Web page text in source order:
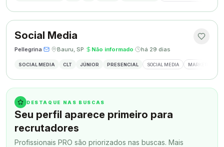
Social Media
Pellegrina· · Bauru, SP· Não informado· há 29 dias
SOCIAL MEDIA CLT JÚNIOR PRESENCIAL SOCIAL MEDIA MARKETING
DESTAQUE NAS BUSCAS
Seu perfil aparece primeiro para
recrutadores
Profissionais PRO são priorizados nas buscas. Mais